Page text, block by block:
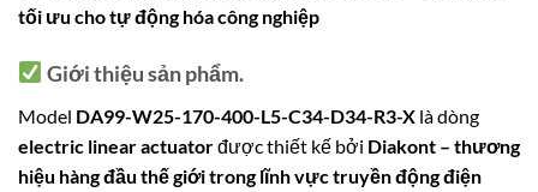
tối ưu cho tự động hóa công nghiệp
Giới thiệu sản phẩm.
Model DA99-W25-170-400-L5-C34-D34-R3-X là dòng
electric linear actuatorđược thiết kế bởi Diakont – thương
hiệu hàng đầu thế giới trong lĩnh vực truyền động điện